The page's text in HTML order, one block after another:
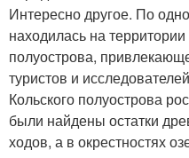
Интересно другое. По
находилась на
полуострова,
туристов и
Кольского полуострова
были найдены остатки
ходов, а в окрестностях